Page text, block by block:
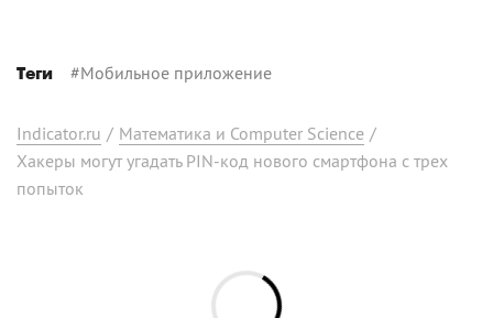
Теги #Мобильное приложение
Indicator.ru / Математика и Computer Science /
Хакеры могут угадать PIN-код нового смартфона с трех
попыток